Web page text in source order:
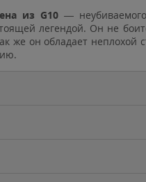
из G10 —
легендой. Он не
же он обладает неплохой